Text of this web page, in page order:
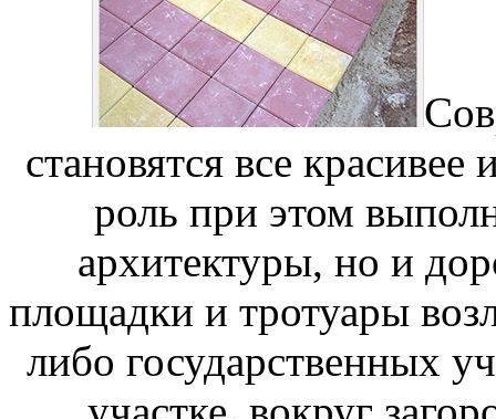
становятся все
роль при этом
архитектуры, но и
площадки и тротуары
либо государственных